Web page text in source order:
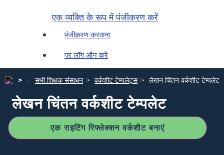
एक व्यक्ति के रूप में पंजीकरण करें
पंजीकरण करवाना
पर लॉग ऑन करें
सभी शिक्षक संसाधन वर्कशीट टेम्पलेट्स लेखन चिंतन वर्कशीट टेम्पलेट
लेखन चिंतन वर्कशीट टेम्पलेट
एक राइटिंग रिफ्लेक्शन वर्कशीट बनाएं